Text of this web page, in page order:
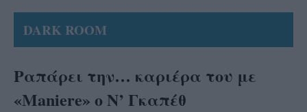
DARK ROOM
Ραπάρει την… καριέρα του με
«Maniere» ο Ν’ Γκαπέθ